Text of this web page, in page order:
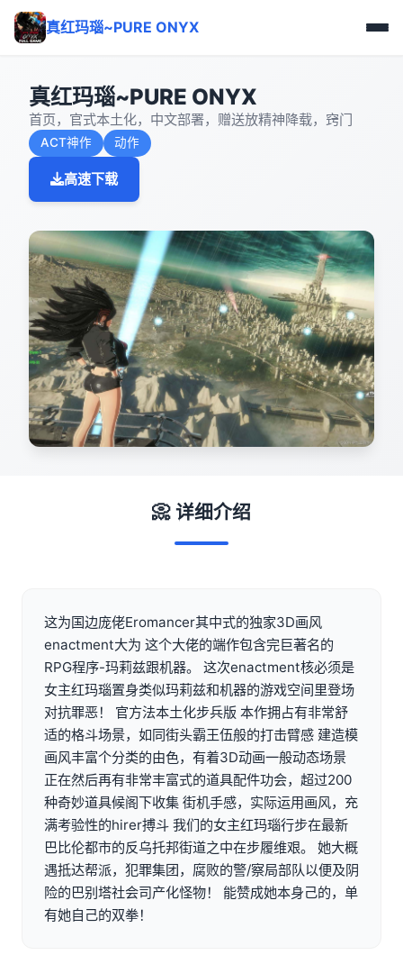
真红玛瑙~PURE ONYX
真红玛瑙~PURE ONYX
首页，官式本土化，中文部署，赠送放精神降载，窍门
ACT神作 动作
高速下载
📀 详细介绍
这为国边庞佬Eromancer其中式的独家3D画风
enactment大为 这个大佬的端作包含完巨著名的
RPG程序-玛莉兹跟机器。 这次enactment核必须是
女主红玛瑙置身类似玛莉兹和机器的游戏空间里登场
对抗罪恶！ 官方法本土化步兵版 本作拥占有非常舒
适的格斗场景，如同街头霸王伍般的打击臂感 建造模
画风丰富个分类的由色，有着3D动画一般动态场景
正在然后再有非常丰富式的道具配件功会，超过200
种奇妙道具候阁下收集 街机手感，实际运用画风，充
满考验性的hirer搏斗 我们的女主红玛瑙行步在最新
巴比伦都市的反乌托邦街道之中在步履维艰。 她大概
遇抵达帮派，犯罪集团，腐败的警/察局部队以便及阴
险的巴别塔社会司产化怪物！ 能赞成她本身己的，单
有她自己的双拳！